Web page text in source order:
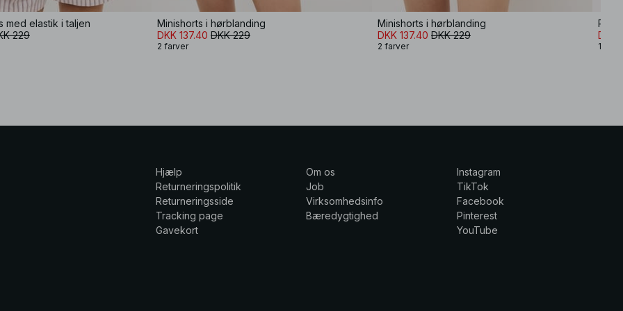
med elastik i taljen
229
Minishorts i hørblanding
DKK 137.40 DKK 229
2 farver
Minishorts i hørblanding
DKK 137.40 DKK 229
2 farver
DKK
1
Hjælp
Returneringspolitik
Returneringsside
Tracking page
Gavekort
Om os
Job
Virksomhedsinfo
Bæredygtighed
Instagram
TikTok
Facebook
Pinterest
YouTube